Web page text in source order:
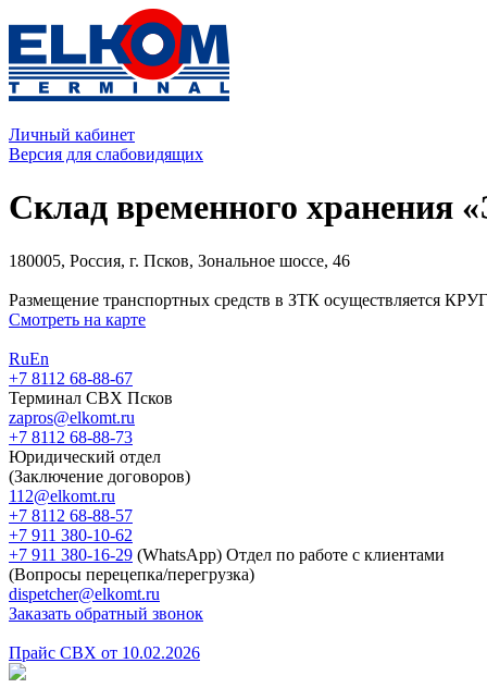
Личный кабинет
Версия для слабовидящих
Склад временного хранения
180005, Россия, г. Псков, Зональное шоссе, 46
Размещение транспортных средств в ЗТК осуществляется
Смотреть на карте
RuEn
+7 8112 68-88-67
Терминал СВХ Псков
zapros@elkomt.ru
+7 8112 68-88-73
Юридический отдел
(Заключение договоров)
112@elkomt.ru
+7 8112 68-88-57
+7 911 380-10-62
+7 911 380-16-29 (WhatsApp) Отдел по работе с клиентами
(Вопросы перецепка/перегрузка)
dispetcher@elkomt.ru
Заказать обратный звонок
Прайс СВХ от 10.02.2026